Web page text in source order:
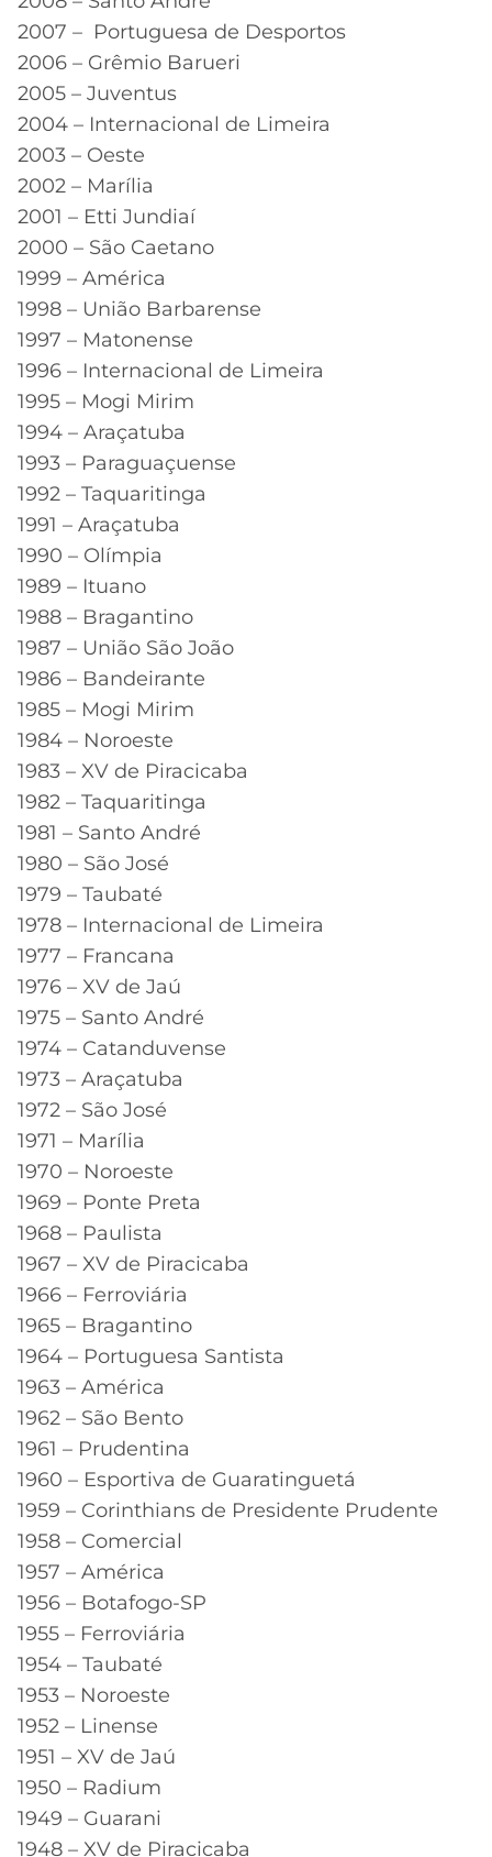
2007 – Portuguesa de Desportos
2006 – Grêmio Barueri
2005 – Juventus
2004 – Internacional de Limeira
2003 – Oeste
2002 – Marília
2001 – Etti Jundiaí
2000 – São Caetano
1999 – América
1998 – União Barbarense
1997 – Matonense
1996 – Internacional de Limeira
1995 – Mogi Mirim
1994 – Araçatuba
1993 – Paraguaçuense
1992 – Taquaritinga
1991 – Araçatuba
1990 – Olímpia
1989 – Ituano
1988 – Bragantino
1987 – União São João
1986 – Bandeirante
1985 – Mogi Mirim
1984 – Noroeste
1983 – XV de Piracicaba
1982 – Taquaritinga
1981 – Santo André
1980 – São José
1979 – Taubaté
1978 – Internacional de Limeira
1977 – Francana
1976 – XV de Jaú
1975 – Santo André
1974 – Catanduvense
1973 – Araçatuba
1972 – São José
1971 – Marília
1970 – Noroeste
1969 – Ponte Preta
1968 – Paulista
1967 – XV de Piracicaba
1966 – Ferroviária
1965 – Bragantino
1964 – Portuguesa Santista
1963 – América
1962 – São Bento
1961 – Prudentina
1960 – Esportiva de Guaratinguetá
1959 – Corinthians de Presidente Prudente
1958 – Comercial
1957 – América
1956 – Botafogo-SP
1955 – Ferroviária
1954 – Taubaté
1953 – Noroeste
1952 – Linense
1951 – XV de Jaú
1950 – Radium
1949 – Guarani
1948 – XV de Piracicaba